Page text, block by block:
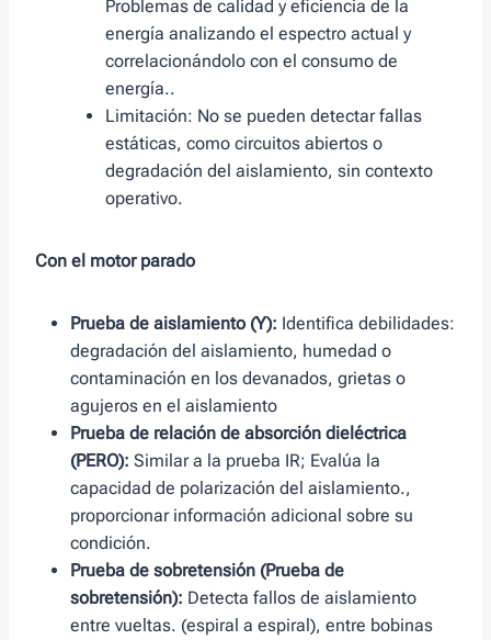
Problemas de calidad y eficiencia de la
energía analizando el espectro actual y
correlacionándolo con el consumo de
energía..
Limitación: No se pueden detectar fallas
estáticas, como circuitos abiertos o
degradación del aislamiento, sin contexto
operativo.
Con el motor parado
Prueba de aislamiento (Y): Identifica debilidades:
degradación del aislamiento, humedad o
contaminación en los devanados, grietas o
agujeros en el aislamiento
Prueba de relación de absorción dieléctrica
(PERO): Similar a la prueba IR; Evalúa la
capacidad de polarización del aislamiento.,
proporcionar información adicional sobre su
condición.
Prueba de sobretensión (Prueba de
sobretensión): Detecta fallos de aislamiento
entre vueltas. (espiral a espiral), entre bobinas